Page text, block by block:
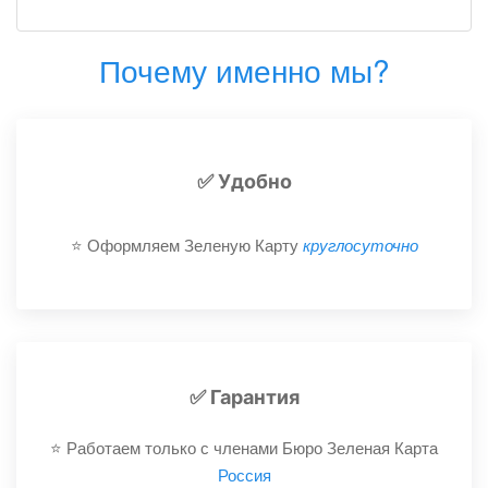
Почему именно мы?
✅ Удобно
⭐️ Оформляем Зеленую Картукруглосуточно
✅ Гарантия
⭐️ Работаем только с членами Бюро Зеленая Карта
Россия